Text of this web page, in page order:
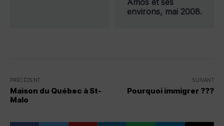
Amos et ses
environs, mai 2008.
PRÉCÉDENT
Maison du Québec à St-
Malo
SUIVANT
Pourquoi immigrer ???